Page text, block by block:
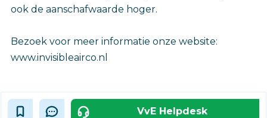
ook de aanschafwaarde hoger.
Bezoek voor meer informatie onze website:
www.invisibleairco.nl
VvE Helpdesk